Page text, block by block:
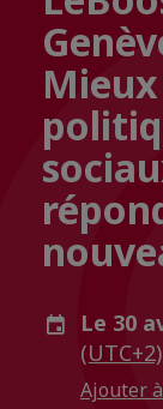
Le 30
(UTC+2)
Ajouter